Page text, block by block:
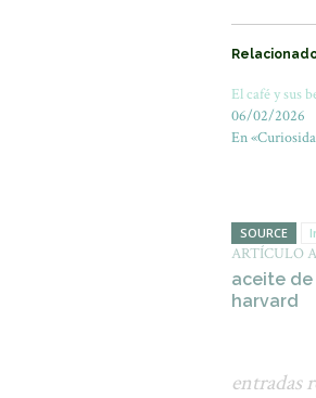
El café y sus
06/02/2026
En
SOURCE
ARTÍCULO
aceite
harvard
entradas